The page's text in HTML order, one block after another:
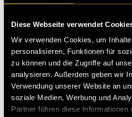
Diese Webseite verwendet
Wir verwenden Cookies, um
personalisieren, Funktionen für
zu können und die Zugriffe auf
analysieren. Außerdem geben wir
Verwendung unserer Website an
soziale Medien, Werbung und
Partner führen diese Informationen
07. Juni 2021- vonBrooke Kellerund
What a Year – Teil II
What happened since 2000 –
ear: Jedes Jahr ereignen sich
n, welche die ganze Welt